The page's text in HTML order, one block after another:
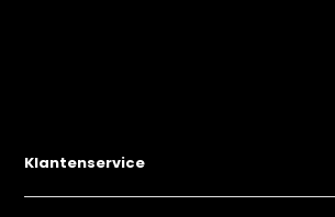
Klantenservice